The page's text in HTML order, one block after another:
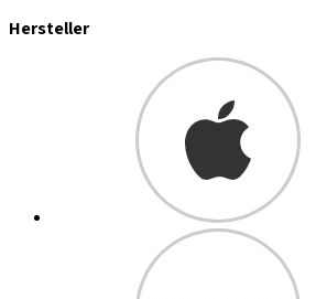
Hersteller